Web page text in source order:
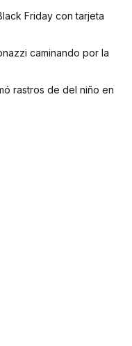
Friday con tarjeta
caminando por la
rastros de del niño en